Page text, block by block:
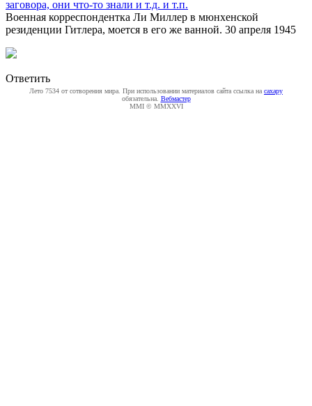
заговора, они что-то знали и т.д. и т.п.
Военная корреспондентка Ли Миллер в мюнхенской
резиденции Гитлера, моется в его же ванной. 30 апреля 1945
Ответить
Лето 7534 от сотворения мира. При использовании материалов сайта ссылка на caxapу
обязательна. Вебмастер
MMI © MMXXVI